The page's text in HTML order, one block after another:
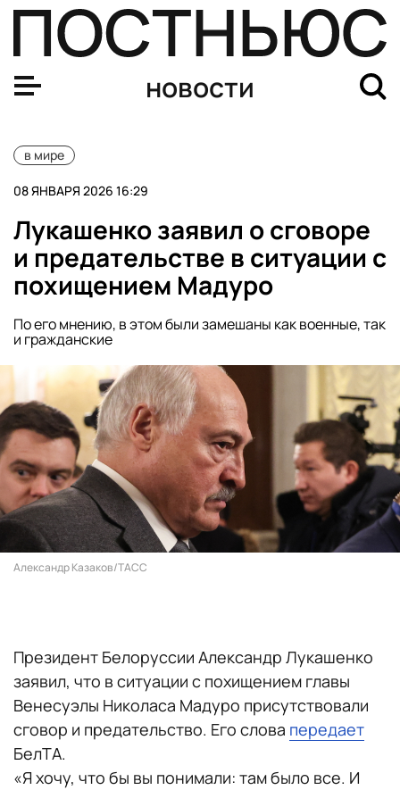
новости
в мире
08 ЯНВАРЯ 2026 16:29
Лукашенко заявил о сговоре
и предательстве в ситуации с
похищением Мадуро
По его мнению, в этом были замешаны как военные, так
и гражданские
Александр Казаков/ТАСС
Президент Белоруссии Александр Лукашенко
заявил, что в ситуации с похищением главы
Венесуэлы Николаса Мадуро присутствовали
сговор и предательство. Его слова передает
БелТА.
«Я хочу, что бы вы понимали: там было все. И
Мерц заявил, что размещение западных сил на